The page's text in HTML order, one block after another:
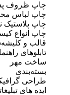
پذیرایی
محرمی
نایلون
کیسه
کلیشه‌سازی
راهنمایی
گرافیکی
تبلیغاتی